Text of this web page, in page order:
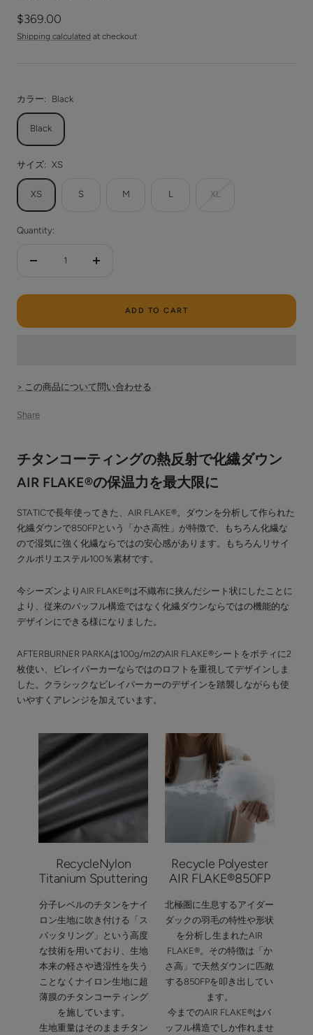
Sale
price
$369.00
Shipping calculated at checkout
カラー: Black
Black
サイズ: XS
XS S M L XL
Quantity:
Decrease
Increase
ADD TO CART
> この商品について問い合わせる
Share
チタンコーティングの熱反射で化繊ダウン
AIR FLAKE®の保温力を最大限に
STATICで長年使ってきた、AIR FLAKE®。ダウンを分析して作られた
化繊ダウンで850FPという「かさ高性」が特徴で、もちろん化繊な
ので湿気に強く化繊ならではの安心感があります。もちろんリサイ
クルポリエステル100％素材です。
今シーズンよりAIR FLAKE®は不織布に挟んだシート状にしたことに
より、従来のバッフル構造ではなく化繊ダウンならではの機能的な
デザインにできる様になりました。
AFTERBURNER PARKAは100g/m2のAIR FLAKE®シートをボティに2
枚使い、ビレイパーカーならではのロフトを重視してデザインしま
した。クラシックなビレイパーカーのデザインを踏襲しながらも使
いやすくアレンジを加えています。
RecycleNylon
Titanium Sputtering
分子レベルのチタンをナイ
ロン生地に吹き付ける「ス
パッタリング」という高度
な技術を用いており、生地
本来の軽さや透湿性を失う
ことなくナイロン生地に超
薄膜のチタンコーティング
を施しています。
生地重量はそのままチタン
Recycle Polyester
AIR FLAKE®850FP
北極圏に生息するアイダー
ダックの羽毛の特性や形状
を分析し生まれたAIR
FLAKE®。その特徴は「か
さ高」で天然ダウンに匹敵
する850FPを叩き出してい
ます。
今までのAIR FLAKE®はバ
ッフル構造でしか作れませ